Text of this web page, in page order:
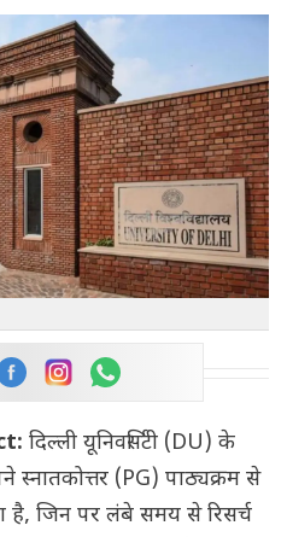
दिल्ली यूनिवर्सिटी (DU) के
स्नातकोत्तर (PG) पाठ्यक्रम से
है, जिन पर लंबे समय से रिसर्च